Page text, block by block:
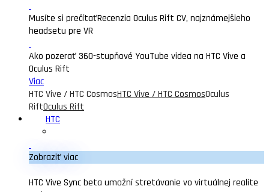
Musíte si prečítaťRecenzia Oculus Rift CV, najznámejšieho
headsetu pre VR
Ako pozerať 360-stupňové YouTube videa na HTC Vive a
Oculus Rift
Viac
HTC Vive / HTC CosmosHTC Vive / HTC CosmosOculus
RiftOculus Rift
HTC
Zobraziť viac
HTC Vive Sync beta umožní stretávanie vo virtuálnej realite